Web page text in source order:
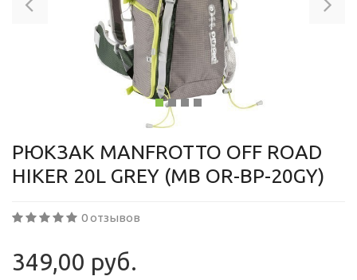
РЮКЗАК MANFROTTO OFF ROAD
HIKER 20L GREY (MB OR-BP-20GY)
0 отзывов
349,00 руб.